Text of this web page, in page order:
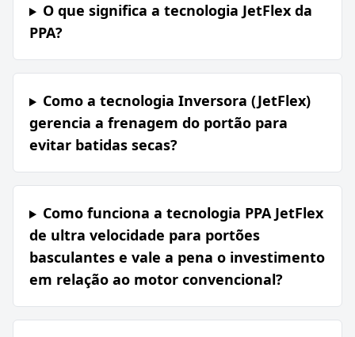
O que significa a tecnologia JetFlex da
PPA?
Como a tecnologia Inversora (JetFlex)
gerencia a frenagem do portão para
evitar batidas secas?
Como funciona a tecnologia PPA JetFlex
de ultra velocidade para portões
basculantes e vale a pena o investimento
em relação ao motor convencional?